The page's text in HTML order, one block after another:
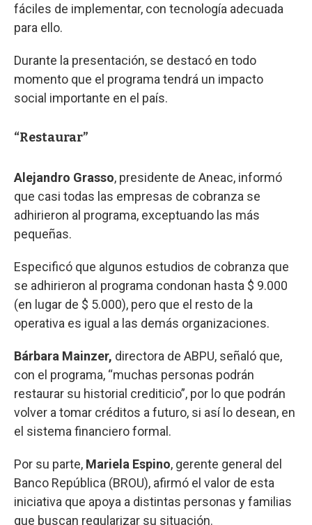
fáciles de implementar, con tecnología adecuada
para ello.
Durante la presentación, se destacó en todo
momento que el programa tendrá un impacto
social importante en el país.
“Restaurar”
Alejandro Grasso, presidente de Aneac, informó
que casi todas las empresas de cobranza se
adhirieron al programa, exceptuando las más
pequeñas.
Especificó que algunos estudios de cobranza que
se adhirieron al programa condonan hasta $ 9.000
(en lugar de $ 5.000), pero que el resto de la
operativa es igual a las demás organizaciones.
Bárbara Mainzer, directora de ABPU, señaló que,
con el programa, “muchas personas podrán
restaurar su historial crediticio”, por lo que podrán
volver a tomar créditos a futuro, si así lo desean, en
el sistema financiero formal.
Por su parte, Mariela Espino, gerente general del
Banco República (BROU), afirmó el valor de esta
iniciativa que apoya a distintas personas y familias
que buscan regularizar su situación.